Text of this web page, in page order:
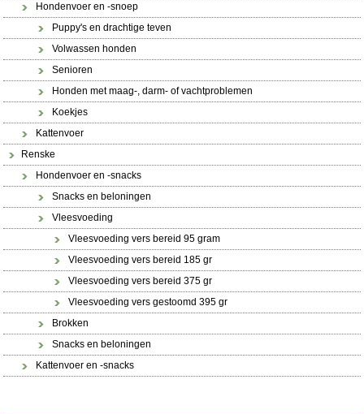
Hondenvoer en -snoep
Puppy's en drachtige teven
Volwassen honden
Senioren
Honden met maag-, darm- of vachtproblemen
Koekjes
Kattenvoer
Renske
Hondenvoer en -snacks
Snacks en beloningen
Vleesvoeding
Vleesvoeding vers bereid 95 gram
Vleesvoeding vers bereid 185 gr
Vleesvoeding vers bereid 375 gr
Vleesvoeding vers gestoomd 395 gr
Brokken
Snacks en beloningen
Kattenvoer en -snacks